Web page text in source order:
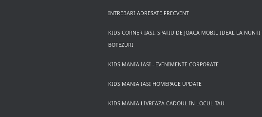
INTREBARI ADRESATE FRECVENT
KIDS CORNER IASI, SPATIU DE JOACA MOBIL IDEAL LA NUNTI
BOTEZURI
KIDS MANIA IASI - EVENIMENTE CORPORATE
KIDS MANIA IASI HOMEPAGE UPDATE
KIDS MANIA LIVREAZA CADOUL IN LOCUL TAU